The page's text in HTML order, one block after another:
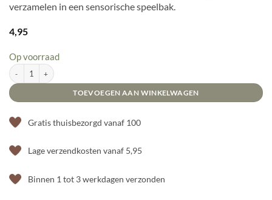
verzamelen in een sensorische speelbak.
4,95
Op voorraad
Grennn Mini Waves Regenboog - 60 stuks aantal
TOEVOEGEN AAN WINKELWAGEN
Gratis thuisbezorgd vanaf 100
Lage verzendkosten vanaf 5,95
Binnen 1 tot 3 werkdagen verzonden